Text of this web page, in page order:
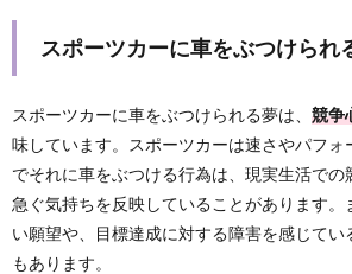
スポーツカーに車をぶつけられ
スポーツカーに車をぶつけられる夢は、 競争
味しています。スポーツカーは速さやパフォ
でそれに車をぶつける行為は、現実生活での
急ぐ気持ちを反映していることがあります。
い願望や、目標達成に対する障害を感じてい
もあります。